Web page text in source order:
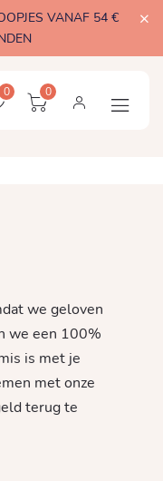
VANAF 54 €
0 0
we geloven
we een 100%
is met je
met onze
terug te